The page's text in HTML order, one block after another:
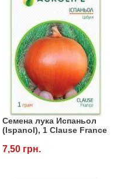
Семена лука Испаньол
(Ispanol), 1 Clause France
7,50 грн.